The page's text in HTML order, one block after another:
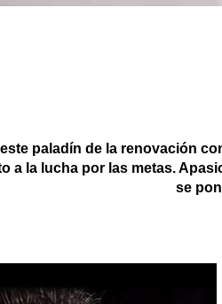
paladín de la renovación
a la lucha por las metas.
se